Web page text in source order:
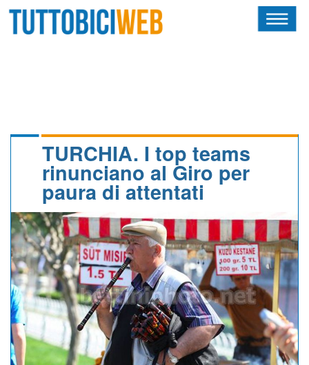
CALENDARIO
ALBI D'ORO
NEWSLETTER
TURCHIA. I top teams
rinunciano al Giro per
paura di attentati